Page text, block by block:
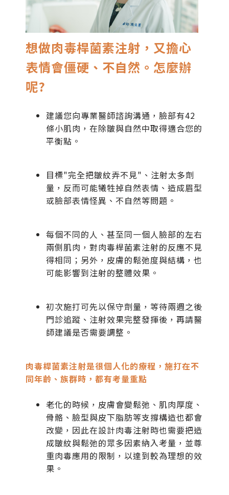
想做肉毒桿菌素注射，又擔心
表情會僵硬、不自然。怎麼辦
呢?
​建議您向專業醫師諮詢溝通，臉部有42
條小肌肉，在除皺與自然中取得適合您的
平衡點。​
目標"完全把皺紋弄不見"、注射太多劑
量，反而可能犧牲掉自然表情、造成眉型
或臉部表情怪異、不自然等問題。
​每個不同的人、甚至同一個人臉部的左右
兩側肌肉，對肉毒桿菌素注射的反應不見
得相同；另外，皮膚的鬆弛度與結構，也
可能影響到注射的整體效果。
初次施打可先以保守劑量，等待兩週之後
門診追蹤、注射效果完整發揮後，再請醫
師建議是否需要調整。
肉毒桿菌素注射是很個人化的療程，施打在不
同年齡、族群時，都有考量重點
老化的時候，皮膚會變鬆弛、肌肉厚度、
骨骼、臉型與皮下脂肪等支撐構造也都會
改變，因此在設計肉毒注射時也需要把造
成皺紋與鬆弛的眾多因素納入考量，並尊
重肉毒應用的限制，以達到較為理想的效
果。